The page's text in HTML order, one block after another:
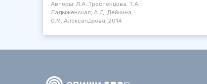
Авторы: Л.А. Тростенцова, Т.А.
Ладыженская, А.Д. Дейкина,
О.М. Александрова. 2014